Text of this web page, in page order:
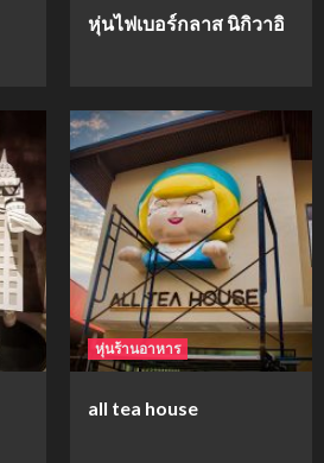
ลูกบาสก์
bsab
วังว่าน
หุ่นไฟเบอร์กลาส นิกิวาอิ
หุ่นร้านอาหาร
all tea house